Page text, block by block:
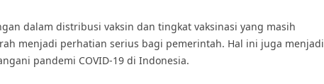
dalam distribusi vaksin dan tingkat vaksinasi yang masih
menjadi perhatian serius bagi pemerintah. Hal ini juga menjadi
pandemi COVID-19 di Indonesia.